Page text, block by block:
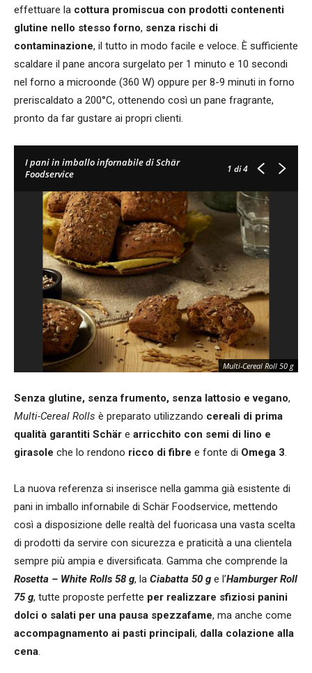
effettuare la cottura promiscua con prodotti contenenti
glutine nello stesso forno, senza rischi di
contaminazione, il tutto in modo facile e veloce. È sufficiente
scaldare il pane ancora surgelato per 1 minuto e 10 secondi
nel forno a microonde (360 W) oppure per 8-9 minuti in forno
preriscaldato a 200°C, ottenendo così un pane fragrante,
pronto da far gustare ai propri clienti.
I pani in imballo infornabile di Schär
Foodservice
1 di 4
Multi-Cereal Roll 50 g
Senza glutine, senza frumento, senza lattosio e vegano,
Multi-Cereal Rolls è preparato utilizzando cereali di prima
qualità garantiti Schär e arricchito con semi di lino e
girasole che lo rendono ricco di fibre e fonte di Omega 3.
La nuova referenza si inserisce nella gamma già esistente di
pani in imballo infornabile di Schär Foodservice, mettendo
così a disposizione delle realtà del fuoricasa una vasta scelta
di prodotti da servire con sicurezza e praticità a una clientela
sempre più ampia e diversificata. Gamma che comprende la
Rosetta – White Rolls 58 g, la Ciabatta 50 g e l’Hamburger Roll
75 g, tutte proposte perfette per realizzare sfiziosi panini
dolci o salati per una pausa spezzafame, ma anche come
accompagnamento ai pasti principali, dalla colazione alla
cena.